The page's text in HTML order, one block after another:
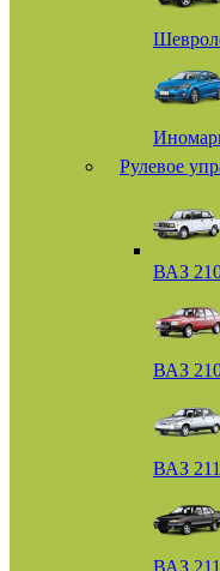
Рулевое
ВАЗ
ВАЗ
ВАЗ
ВАЗ